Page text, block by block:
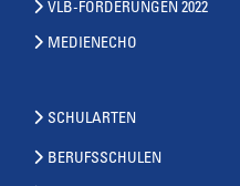
VLB-FORDERUNGEN 2022
MEDIENECHO
SCHULARTEN
BERUFSSCHULEN